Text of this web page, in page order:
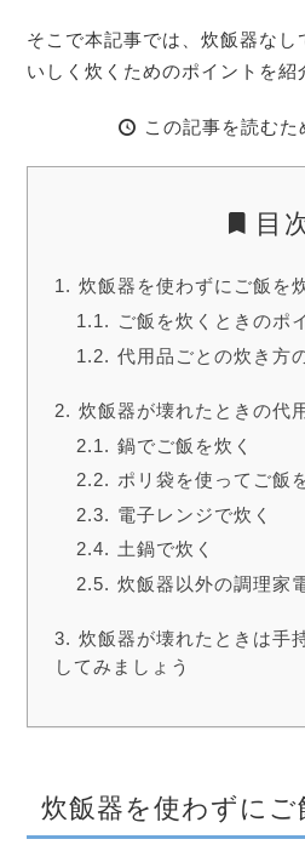
そこで本記事では、炊飯器な
いしく炊くためのポイントを紹
この記事を読むた
目
炊飯器を使わずにご飯を
ご飯を炊くときのポ
代用品ごとの炊き方
炊飯器が壊れたときの代
鍋でご飯を炊く
ポリ袋を使ってご飯
電子レンジで炊く
土鍋で炊く
炊飯器以外の調理家
炊飯器が壊れたときは手
してみましょう
炊飯器を使わずに